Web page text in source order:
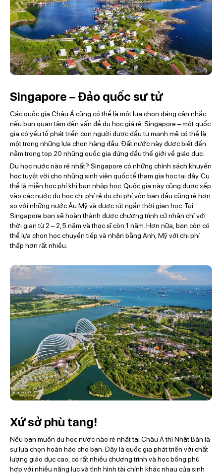
Singapore – Đảo quốc sư tử
Các quốc gia Châu Á cũng có thể là một lựa chọn đáng cân nhắc
nếu bạn quan tâm đến vấn đề du học giá rẻ. Singapore – một quốc
gia có yếu tố phát triển con người được đầu tư mạnh mẽ có thể là
một trong những lựa chọn hàng đầu. Đất nước này được biết đến
nằm trong top 20 những quốc gia đứng đầu thế giới về giáo dục.
Du học nước nào rẻ nhất? Singapore có những chính sách khuyến
học tuyệt vời cho những sinh viên quốc tế tham gia học tại đây. Cụ
thể là miễn học phí khi bạn nhập học. Quốc gia này cũng được xếp
vào các nước du học chi phí rẻ do chi phí vốn ban đầu cũng rẻ hơn
so với những nước Âu Mỹ và được rút ngắn thời gian học. Tại
Singapore bạn sẽ hoàn thành được chương trình cử nhân chỉ với
thời gian từ 2 – 2,5 năm và thạc sĩ còn 1 năm. Hơn nữa, bạn còn có
thể lựa chọn học chuyển tiếp và nhận bằng Anh, Mỹ với chi phí
thấp hơn rất nhiều.
Xứ sở phù tang!
Nếu bạn muốn du học nước nào rẻ nhất tại Châu Á thì Nhật Bản là
sự lựa chọn hoàn hảo cho bạn. Đây là quốc gia phát triển với chất
lượng giáo dục cao, có rất nhiều chương trình và học bổng phù
hợp với nhiều năng lực và tình hình tài chính khác nhau của sinh